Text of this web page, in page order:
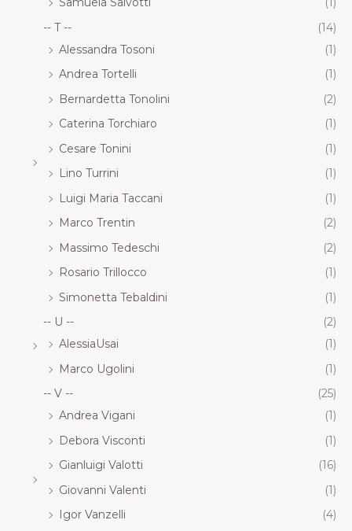
-- T --
(14)
Alessandra Tosoni
(1)
Andrea Tortelli
(1)
Bernardetta Tonolini
(2)
Caterina Torchiaro
(1)
Cesare Tonini
(1)
Lino Turrini
(1)
Luigi Maria Taccani
(1)
Marco Trentin
(2)
Massimo Tedeschi
(2)
Rosario Trillocco
(1)
Simonetta Tebaldini
(1)
-- U --
(2)
AlessiaUsai
(1)
Marco Ugolini
(1)
-- V --
(25)
Andrea Vigani
(1)
Debora Visconti
(1)
Gianluigi Valotti
(16)
Giovanni Valenti
(1)
Igor Vanzelli
(4)